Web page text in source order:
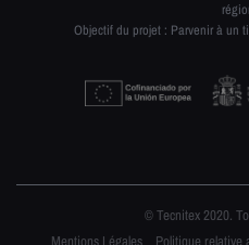
Objectif du projet : Parvenir à un
© Tecnitex 2020.
Mentions Légales
Politique relative